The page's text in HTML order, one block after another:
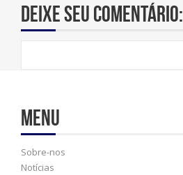
Deixe seu comentário:
Menu
Sobre-nos
Notícias